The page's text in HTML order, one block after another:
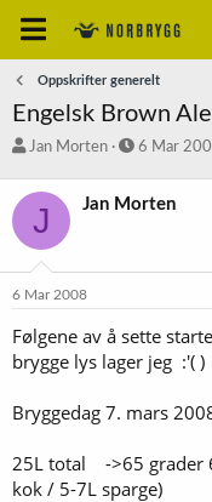
Oppskrifter generelt
Engelsk Brown Ale
T
å
s
a
r
e
r
Jan Morten
S
r
a
6 Mar
J Jan Morten
6 Mar 2008
Følgene av å sette
brygge lys lager jeg :'( )
Bryggedag 7. mars
25L total ->65 grader
kok / 5-7L sparge)